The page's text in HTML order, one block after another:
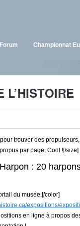
Forum Championnat
L’HISTOIRE
trouver des
par page, Cool ![/size]
: 20
du musée:[/color]
expositions/
en ligne à propos